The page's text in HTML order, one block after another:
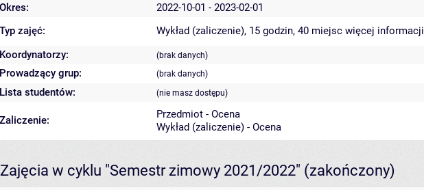
Okres: 2022-10-01 - 2023-02-01
Typ zajęć: Wykład (zaliczenie), 15 godzin, 40 miejsc więcej informacji
Koordynatorzy:
(brak danych)
Prowadzący grup: (brak danych)
Lista studentów: (nie masz dostępu)
Zaliczenie:
Przedmiot - Ocena
Wykład (zaliczenie) - Ocena
Zajęcia w cyklu "Semestr zimowy 2021/2022" (zakończony)